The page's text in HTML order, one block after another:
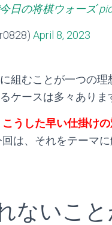
日の将棋ウォーズ
April 8, 2023
組むことが一つの
ケースは多々ありま
こうした早い仕掛け
は、それをテーマに
ないこ